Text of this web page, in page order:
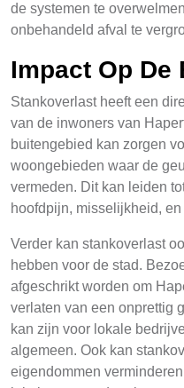
de systemen te
onbehandeld afval te
Impact Op De
Stankoverlast heeft een
van de inwoners van
buitengebied kan zorgen
woongebieden waar de
vermeden. Dit kan leiden
hoofdpijn, misselijkheid,
Verder kan stankoverlast
hebben voor de stad.
afgeschrikt worden om
verlaten van een onprettig
kan zijn voor lokale
algemeen. Ook kan
eigendommen